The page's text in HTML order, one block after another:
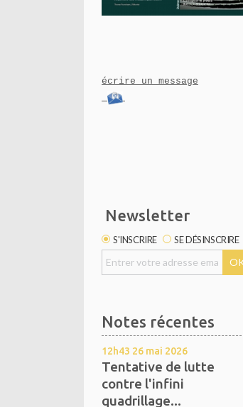
écrire un message
Newsletter
S'INSCRIRE SE DÉSINSCRIRE
Notes récentes
12h43 26 mai 2026
Tentative de lutte
contre l'infini
quadrillage...